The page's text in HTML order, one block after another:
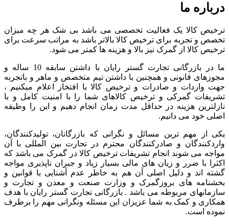
درباره ما
ترخیص کالا یک فعالیت تخصصی می باشد بی شک هر چه میزان
تخصص و تجربه برای ترخیص کالا بالاتر باشد به مراتب سرعت برای
ترخیص کالا از گمرک نیز بالا و هزینه ها کمتر می شود.
ما در بازرگانی تجارت گستر رایان با داشتن سابقه 10 ساله و
مجوزهای قانونی و همچنین با داشتن تیم متخصص و ماهر و باتجربه
جهت واردات و صادرات و ترخیص کالا با افتخار اعلام میکنیم ،
تشریفات گمرکی و ترخیص کالاهای شما را با امنیت کامل و با
نازلترین هزینه در حداقل مدت زمان انجام دهیم و این را وظیفه
اصلی خود می دانیم.
یکی از مهم ترین مسائل و نگرانی که بازرگانان، تولیدکنندگان،
واردکنندگان و صادرکنندگان محترم در تجارت بین المللی با آن
مواجه می شوند انجام تشریفات ترخیص کالا در گمرک می باشد که
اکثرا با ضرر و زیان های مالی بسیار زیاد و جبران ناپذیری مواجه
گشته اند و دلیل اصلی آن هم به خاطر عدم آشنایی با قوانین و
بخشنامه های بروزگمرک و وزارت صنعت و معدن و تجارت و
سازمانهای مربوطه می باشد . بازرگانی تجارت گستر رایان با هدف
همکاری و کمک به شما عزیزان این مسئله ونگرانی مهم را برطرف
نموده است.